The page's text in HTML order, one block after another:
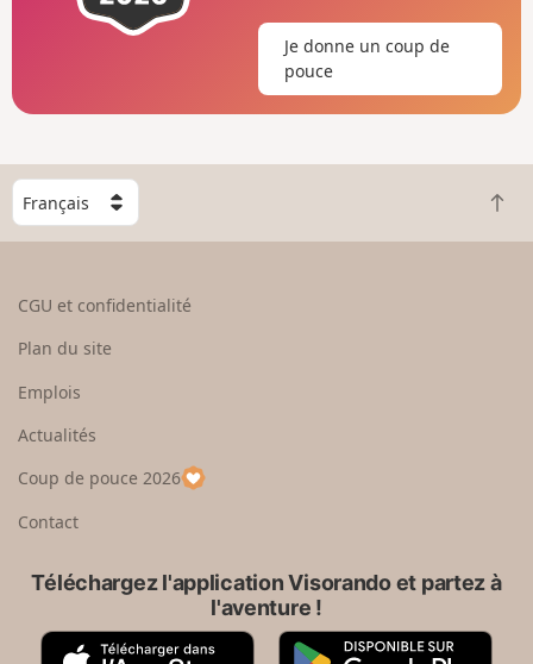
Je donne un coup de
pouce
C
h
o
e
u
p
a
R
e
CGU et confidentialité
Plan du site
Emplois
Actualités
Coup de pouce 2026
Contact
Téléchargez l'application Visorando et partez à
l'aventure !
A
G